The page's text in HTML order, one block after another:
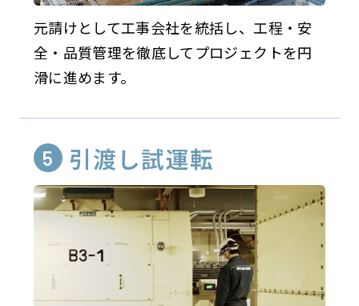
元請けとして工事会社を統括し、工程・安
全・品質管理を徹底してプロジェクトを円
滑に進めます。
引渡し試運転